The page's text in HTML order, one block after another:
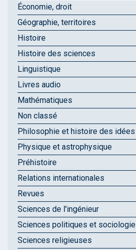
Économie, droit
Géographie, territoires
Histoire
Histoire des sciences
Linguistique
Livres audio
Mathématiques
Non classé
Philosophie et histoire des idées
Physique et astrophysique
Préhistoire
Relations internationales
Revues
Sciences de l'ingénieur
Sciences politiques et sociologie
Sciences religieuses